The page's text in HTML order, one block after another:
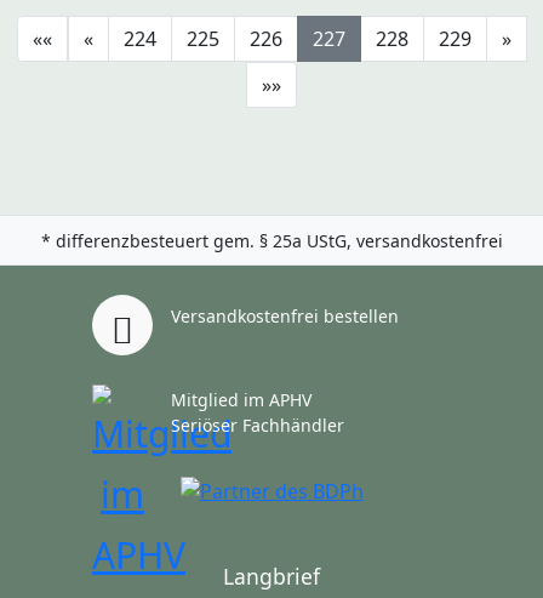
«« « 224 225 226 227 228 229
»
»»
* differenzbesteuert gem. § 25a UStG, versandkostenfrei
Versandkostenfrei bestellen
Mitglied im APHV
Seriöser Fachhändler
Langbrief